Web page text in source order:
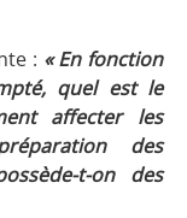
: « En fonction
quel est le
affecter les
des
t-on des